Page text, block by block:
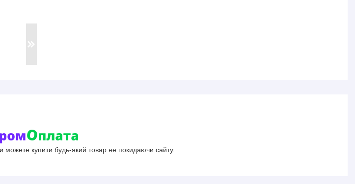
можете купити будь-який товар не покидаючи сайту.